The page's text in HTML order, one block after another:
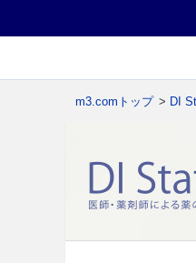
m3.comトップ > DI